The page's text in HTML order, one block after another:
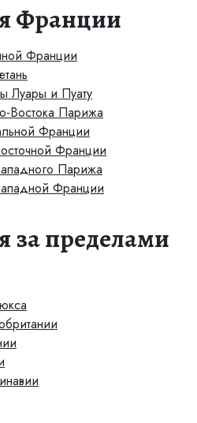
Франции
Франции
Луары и Пуату
Востока Парижа
Франции
Франции
Парижа
Франции
за пределами